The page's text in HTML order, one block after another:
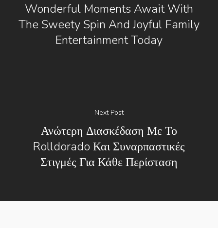
Wonderful Moments Await With
The Sweety Spin And Joyful Family
Entertainment Today
Next Post
Ανώτερη Διασκέδαση Με Το
Rolldorado Και Συναρπαστικές
Στιγμές Για Κάθε Περίσταση